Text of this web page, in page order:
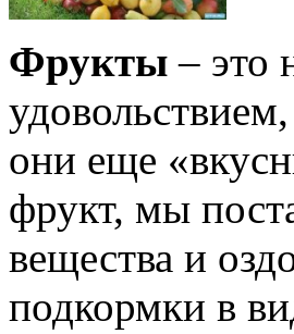
Фрукты – это
они еще
фрукт, мы
вещества и
подкормки в